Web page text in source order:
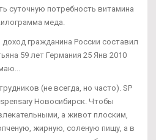
суточную потребность витамина
меда.
гражданина России составил
59 лет Германия 25 Янв 2010
(не всегда, но часто). SP
Новосибирск. Чтобы
а живот плоским,
жирную, соленую пищу, а в